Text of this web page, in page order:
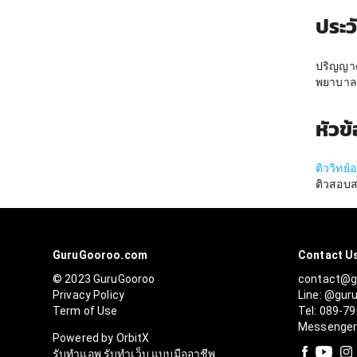
ปร
ปริญญา
พยาบา
หัว
ติววิทย์
ติวสอบ
GuruGooroo.com
© 2023 GuruGooroo
Privacy Policy
Term of Use
Powered by OrbitX
รับทำแอพ รับทำเว็บ แบบมืออาชีพ
Contact
Line:
Tel: 089-
Messenger